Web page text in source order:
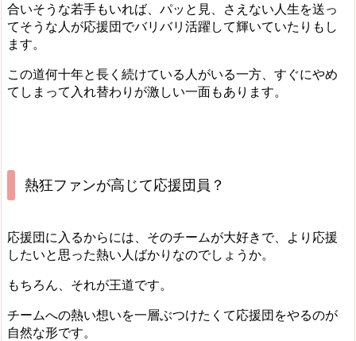
合いそうな若手もいれば、パッと見、さえない人生を送っ
てそうな人が応援団でバリバリ活躍して輝いていたりもし
ます。
この道何十年と長く続けている人がいる一方、すぐにやめ
てしまって入れ替わりが激しい一面もあります。
熱狂ファンが高じて応援団員？
応援団に入るからには、そのチームが大好きで、より応援
したいと思った熱い人ばかりなのでしょうか。
もちろん、それが王道です。
チームへの熱い想いを一層ぶつけたくて応援団をやるのが
自然な形です。